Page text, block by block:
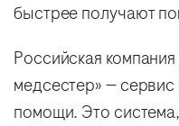
быстрее получают
Российская
медсестер» —
помощи. Это